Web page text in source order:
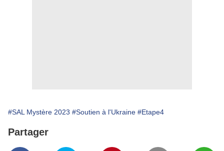
#SAL Mystère 2023 #Soutien à l'Ukraine #Etape4
Partager